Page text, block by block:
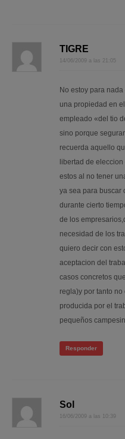
TIGRE
14/06/2009 a las 21:05
No estoy para
una propiedad en
empleado «del tio
sino porque
recuerda aquello
libertad de
estos al no tener
ya sea para buscar
durante cierto
de los
necesidad de los
quiero decir con
aceptacion del
casos concretos
regla)y por tanto
producida por el
pequeños
Responder
Sol
16/06/2009 a las 10:39